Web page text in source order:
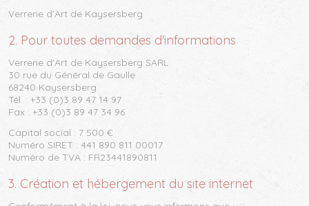
Verrerie d'Art de Kaysersberg
2. Pour toutes demandes d'informations
Verrerie d'Art de Kaysersberg SARL
30 rue du Général de Gaulle
68240 Kaysersberg
Tél. : +33 (0)3 89 47 14 97
Fax : +33 (0)3 89 47 34 96
Capital social : 7 500 €
Numéro SIRET : 441 890 811 00017
Numéro de TVA : FR23441890811
3. Création et hébergement du site internet